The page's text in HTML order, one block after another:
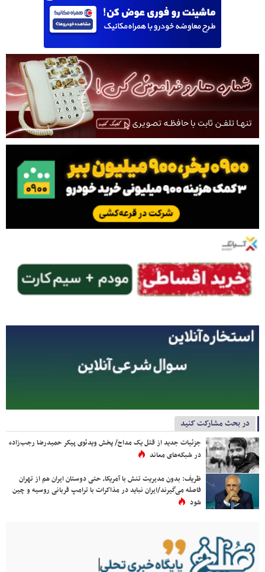
در بحث مشارکت کنید
جزئیات جدید از قتل یک مداح/ پخش ویدئوی پیکر حمیدرضا رجب‌زاده
در شبکه‌های معاند
ظریف: بدون مدیریت تنش با آمریکا، حتی دوستان ایران هم از تهران
فاصله می‌گیرند/ایران نباید در مذاکرات با ترامپ قربانی روسیه و چین
شود